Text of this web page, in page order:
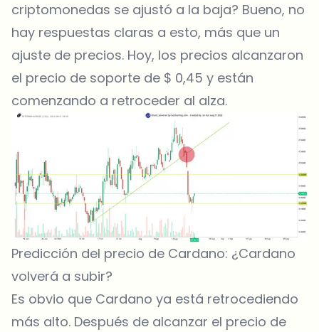
criptomonedas se ajustó a la baja? Bueno, no
hay respuestas claras a esto, más que un
ajuste de precios. Hoy, los precios alcanzaron
el precio de soporte de $ 0,45 y están
comenzando a retroceder al alza.
Predicción del precio de Cardano: ¿Cardano
volverá a subir?
Es obvio que Cardano ya está retrocediendo
más alto. Después de alcanzar el precio de